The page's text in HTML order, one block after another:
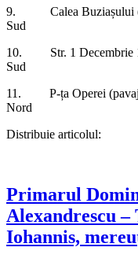
9. Calea Buziașului
10. Str. 1 Decembrie
11. P-ța Operei
Distribuie articolul:
Primarul
Alexandrescu
Iohannis,